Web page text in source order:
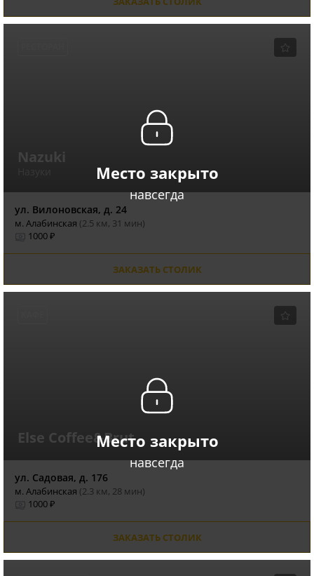
Место закрыто
навсегда
Nazuki
ул. Вилоновская, д. 24
м. Алабинская (2.5 км, 31 мин)
1000 ₽
ЗАКАЗАТЬ СТОЛИК
Место закрыто
навсегда
Else Сoffee&Brut
ул. Садовая, д. 176
м. Алабинская (2.3 км, 28 мин)
1000 ₽
ЗАКАЗАТЬ СТОЛИК